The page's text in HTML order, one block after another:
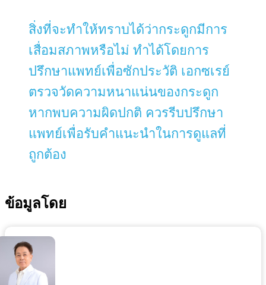
สิ่งที่จะทำให้ทราบได้ว่ากระดูกมีการ
เสื่อมสภาพหรือไม่ ทำได้โดยการ
ปรึกษาแพทย์เพื่อซักประวัติ เอกซเรย์
ตรวจวัดความหนาแน่นของกระดูก
หากพบความผิดปกติ ควรรีบปรึกษา
แพทย์เพื่อรับคำแนะนำในการดูแลที่
ถูกต้อง
ข้อมูลโดย